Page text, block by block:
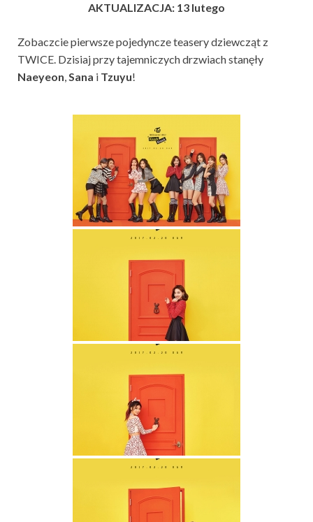
AKTUALIZACJA: 13 lutego
Zobaczcie pierwsze pojedyncze teasery dziewcząt z
TWICE. Dzisiaj przy tajemniczych drzwiach stanęły
Naeyeon,Sana i Tzuyu!